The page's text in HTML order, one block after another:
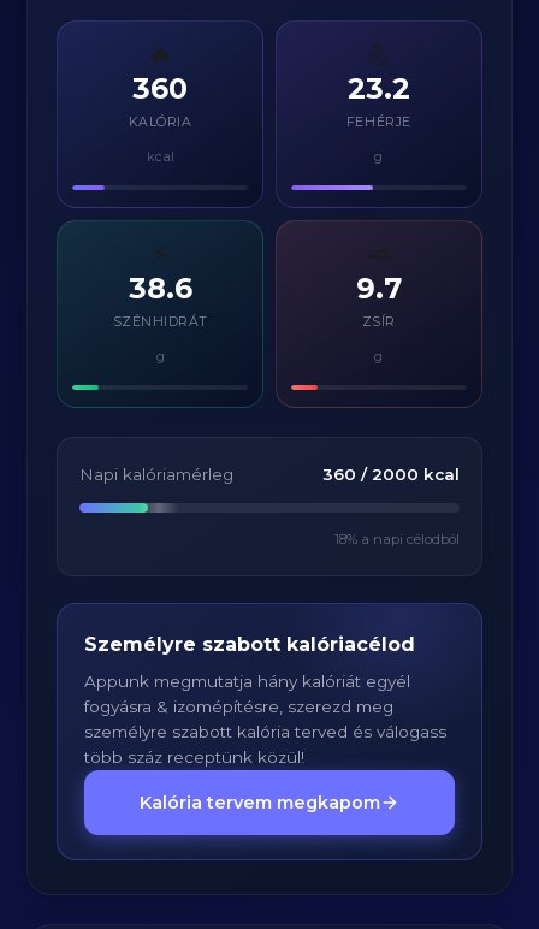
🔥
360
KALÓRIA
kcal
💪
23.2
FEHÉRJE
g
⚡
38.6
SZÉNHIDRÁT
g
9.7
ZSÍR
g
Napi kalóriamérleg 360 / 2000 kcal
18% a napi célodból
Személyre szabott kalóriacélod
Appunk megmutatja hány kalóriát egyél
fogyásra & izomépítésre, szerezd meg
személyre szabott kalória terved és válogass
több száz receptünk közül!
Kalória tervem megkapom